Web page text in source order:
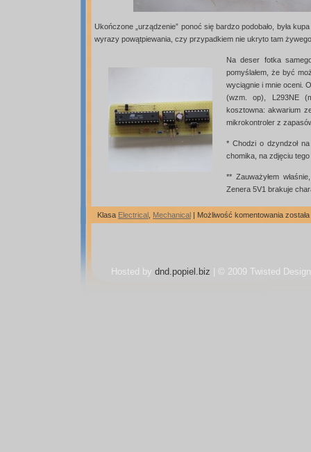
Ukończone „urządzenie” ponoć się bardzo podobało, była
wyrazy powątpiewania, czy przypadkiem nie ukryto tam
Na deser fotka
pomyślałem, że być
wyciągnie i mnie oceni.
(wzm. op), L293NE
kosztowna: akwarium
mikrokontroler z
* Chodzi o dzyndzoł
chomika, na zdjęciu
** Zauważyłem
Zenera 5V1 brakuje
Klasa Electrical Mechanical | Możliwość komentowania
Hosted by dnd.popiel.biz | © 2009 Twisted